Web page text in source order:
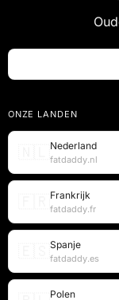
ONZE LANDEN
Nederland
fatdaddy.nl
Frankrijk
fatdaddy.fr
Spanje
fatdaddy.es
Polen